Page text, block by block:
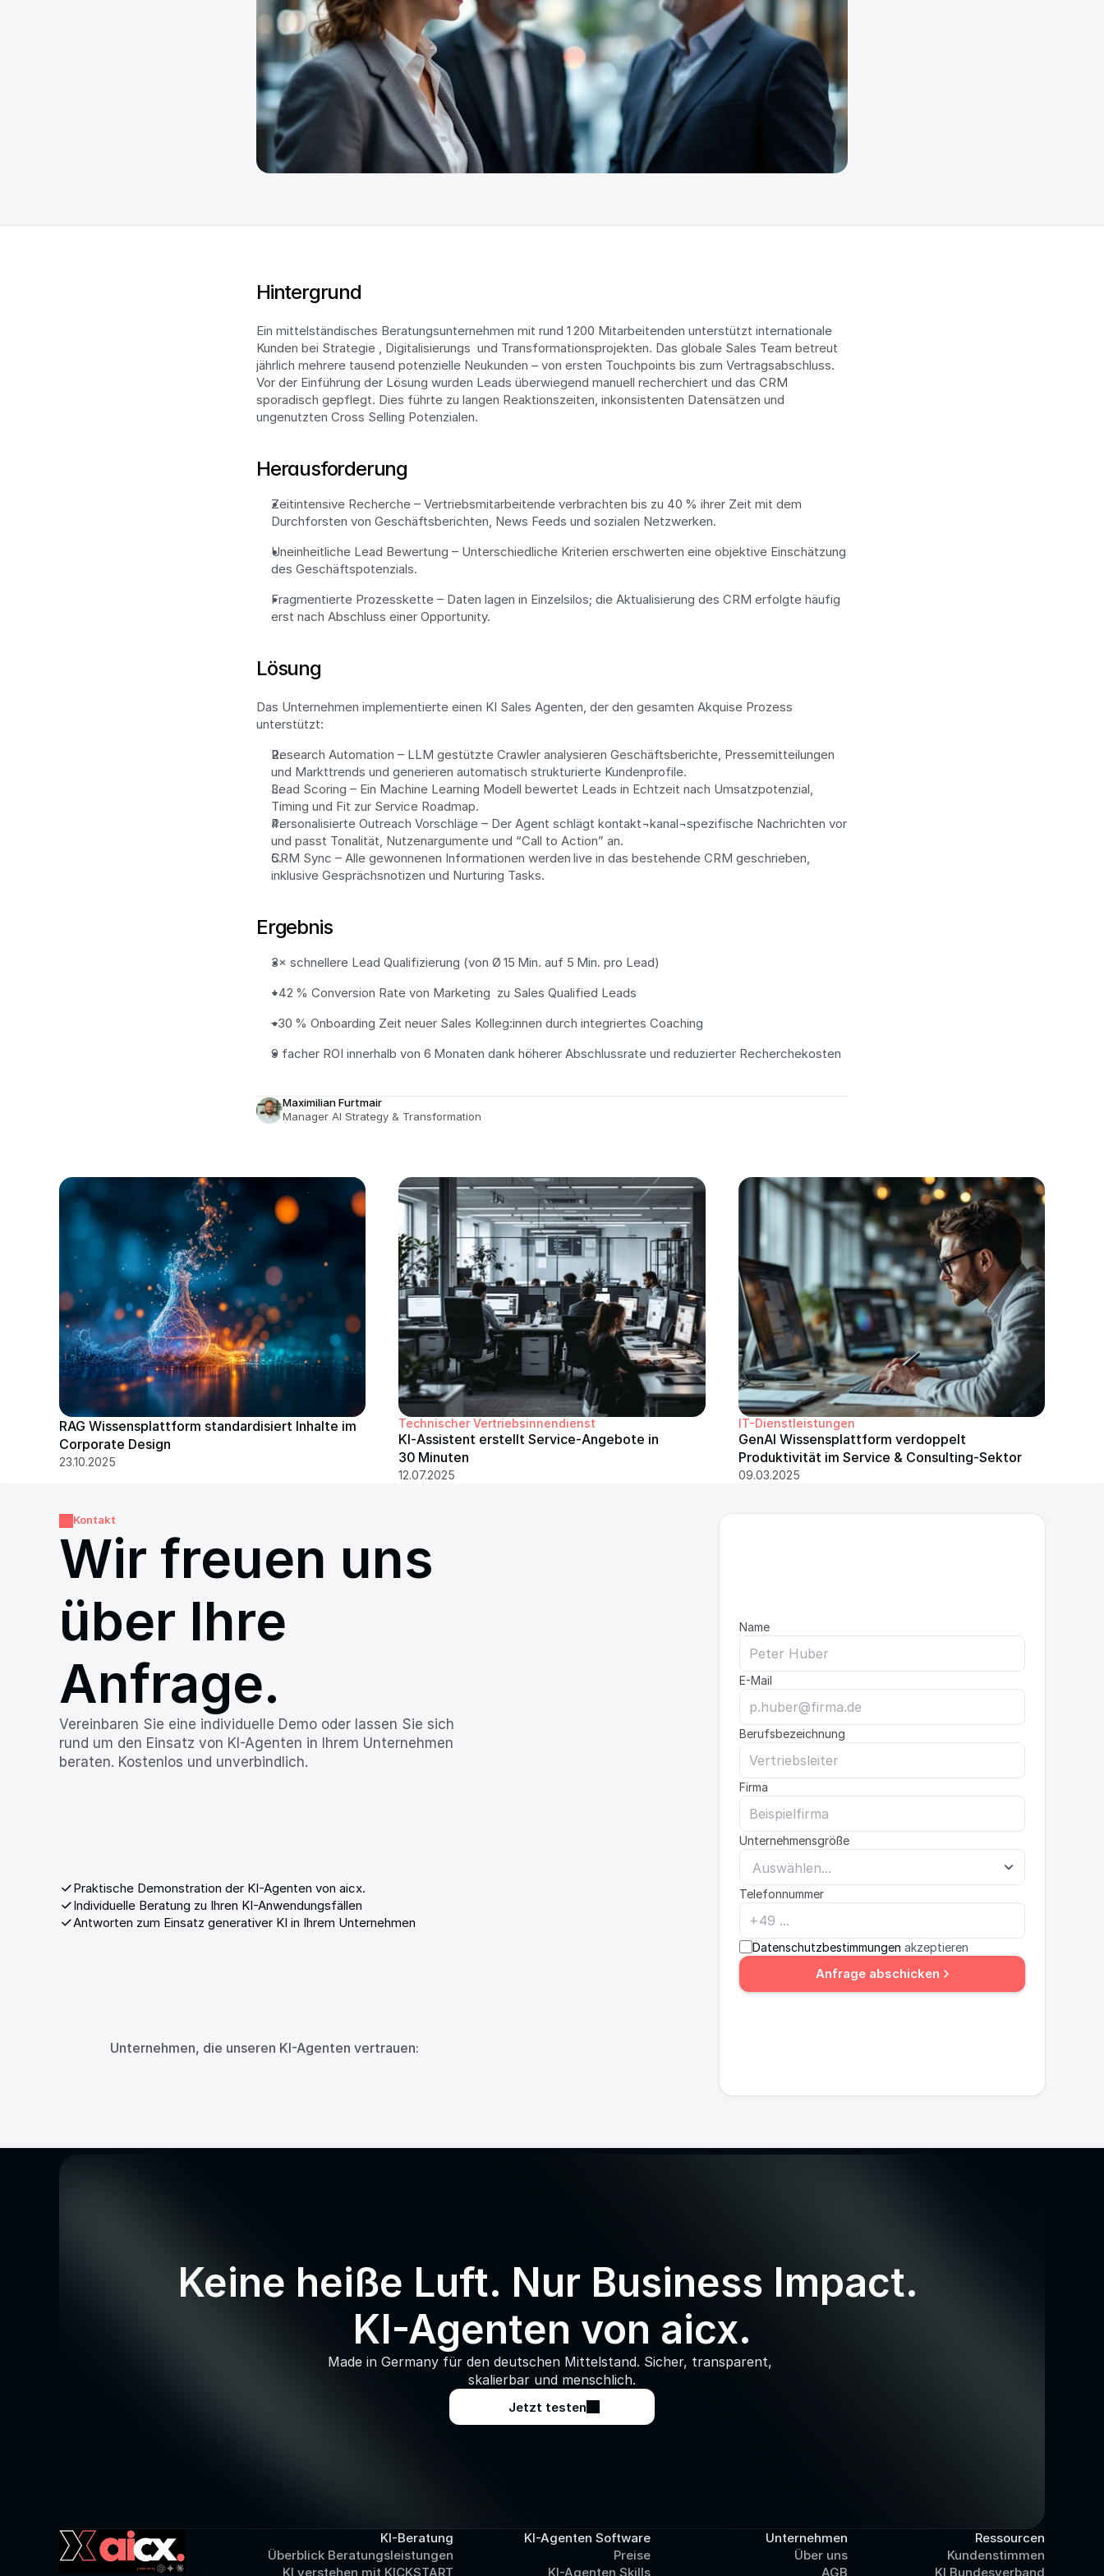
Hintergrund
Ein mittelständisches Beratungsunternehmen mit rund 1 200 Mitarbeitenden unterstützt internationale
Kunden bei Strategie , Digitalisierungs  und Transformationsprojekten. Das globale Sales Team betreut
jährlich mehrere tausend potenzielle Neukunden – von ersten Touchpoints bis zum Vertragsabschluss.
Vor der Einführung der Lösung wurden Leads überwiegend manuell recherchiert und das CRM
sporadisch gepflegt. Dies führte zu langen Reaktionszeiten, inkonsistenten Datensätzen und
ungenutzten Cross Selling Potenzialen.
Herausforderung
Zeitintensive Recherche – Vertriebsmitarbeitende verbrachten bis zu 40 % ihrer Zeit mit dem
Durchforsten von Geschäftsberichten, News Feeds und sozialen Netzwerken.
Uneinheitliche Lead Bewertung – Unterschiedliche Kriterien erschwerten eine objektive Einschätzung
des Geschäftspotenzials.
Fragmentierte Prozesskette – Daten lagen in Einzelsilos; die Aktualisierung des CRM erfolgte häufig
erst nach Abschluss einer Opportunity.
Lösung
Das Unternehmen implementierte einen KI Sales Agenten, der den gesamten Akquise Prozess
unterstützt:
Research Automation – LLM gestützte Crawler analysieren Geschäftsberichte, Pressemitteilungen
und Markttrends und generieren automatisch strukturierte Kundenprofile.
Lead Scoring – Ein Machine Learning Modell bewertet Leads in Echtzeit nach Umsatzpotenzial,
Timing und Fit zur Service Roadmap.
Personalisierte Outreach Vorschläge – Der Agent schlägt kontakt¬kanal¬spezifische Nachrichten vor
und passt Tonalität, Nutzenargumente und “Call to Action” an.
CRM Sync – Alle gewonnenen Informationen werden live in das bestehende CRM geschrieben,
inklusive Gesprächsnotizen und Nurturing Tasks.
Ergebnis
3× schnellere Lead Qualifizierung (von Ø 15 Min. auf 5 Min. pro Lead)
+42 % Conversion Rate von Marketing  zu Sales Qualified Leads
–30 % Onboarding Zeit neuer Sales Kolleg:innen durch integriertes Coaching
9 facher ROI innerhalb von 6 Monaten dank höherer Abschlussrate und reduzierter Recherchekosten
Maximilian Furtmair
Manager AI Strategy & Transformation
RAG Wissensplattform standardisiert Inhalte im
Corporate Design
23.10.2025
Technischer Vertriebsinnendienst
KI‑Assistent erstellt Service‑Angebote in
30 Minuten
12.07.2025
IT-Dienstleistungen
GenAI Wissensplattform verdoppelt
Produktivität im Service & Consulting-Sektor
09.03.2025
Kontakt
Wir freuen uns
über Ihre
Anfrage.
Vereinbaren Sie eine individuelle Demo oder lassen Sie sich
rund um den Einsatz von KI-Agenten in Ihrem Unternehmen
beraten. Kostenlos und unverbindlich.
Praktische Demonstration der KI-Agenten von aicx.
Individuelle Beratung zu Ihren KI-Anwendungsfällen
Antworten zum Einsatz generativer KI in Ihrem Unternehmen
Unternehmen, die unseren KI-Agenten vertrauen:
Name
E-Mail
Berufsbezeichnung
Firma
Unternehmensgröße
Telefonnummer
Datenschutzbestimmungen akzeptieren
Anfrage abschicken
Keine heiße Luft. Nur Business Impact.
KI-Agenten von aicx.
Made in Germany für den deutschen Mittelstand. Sicher, transparent,
skalierbar und menschlich.
Jetzt testen
KI-Beratung
Überblick Beratungsleistungen
KI verstehen mit KICKSTART
KI-Agenten Software
Preise
KI-Agenten Skills
Unternehmen
Über uns
AGB
Ressourcen
Kundenstimmen
KI Bundesverband